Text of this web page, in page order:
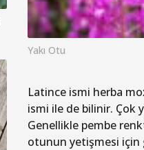
Yakı Otu
Latince ismi herba
ismi ile de bilinir. Çok
Genellikle pembe
otunun yetişmesi için